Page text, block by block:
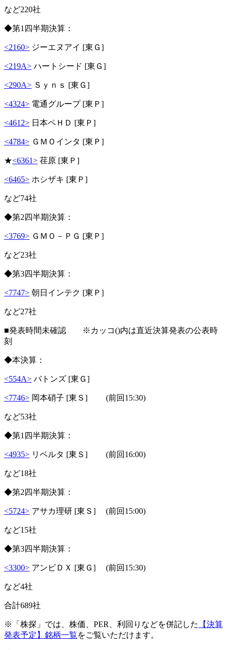
など220社
◆第1四半期決算：
<2160> ジーエヌアイ [東Ｇ]
<219A> ハートシード [東Ｇ]
<290A> Ｓｙｎｓ [東Ｇ]
<4324> 電通グループ [東Ｐ]
<4612> 日本ペＨＤ [東Ｐ]
<4784> ＧＭＯインタ [東Ｐ]
★<6361> 荏原 [東Ｐ]
<6465> ホシザキ [東Ｐ]
など74社
◆第2四半期決算：
<3769> ＧＭＯ－ＰＧ [東Ｐ]
など23社
◆第3四半期決算：
<7747> 朝日インテク [東Ｐ]
など27社
■発表時間未確認 ※カッコ()内は直近決算発表の公表時
刻
◆本決算：
<554A> バトンズ [東Ｇ]
<7746> 岡本硝子 [東Ｓ] (前回15:30)
など53社
◆第1四半期決算：
<4935> リベルタ [東Ｓ] (前回16:00)
など18社
◆第2四半期決算：
<5724> アサカ理研 [東Ｓ] (前回15:00)
など15社
◆第3四半期決算：
<3300> アンビＤＸ [東Ｇ] (前回15:30)
など4社
合計689社
※「株探」では、株価、PER、利回りなどを併記した
【決算
発表予定】銘柄一覧をご覧いただけます。